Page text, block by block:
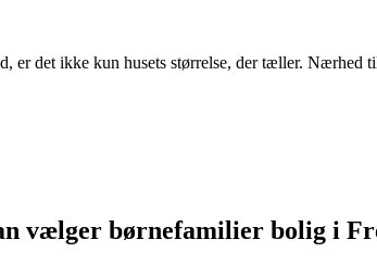
er det ikke kun husets størrelse, der tæller.
vælger børnefamilier bolig i